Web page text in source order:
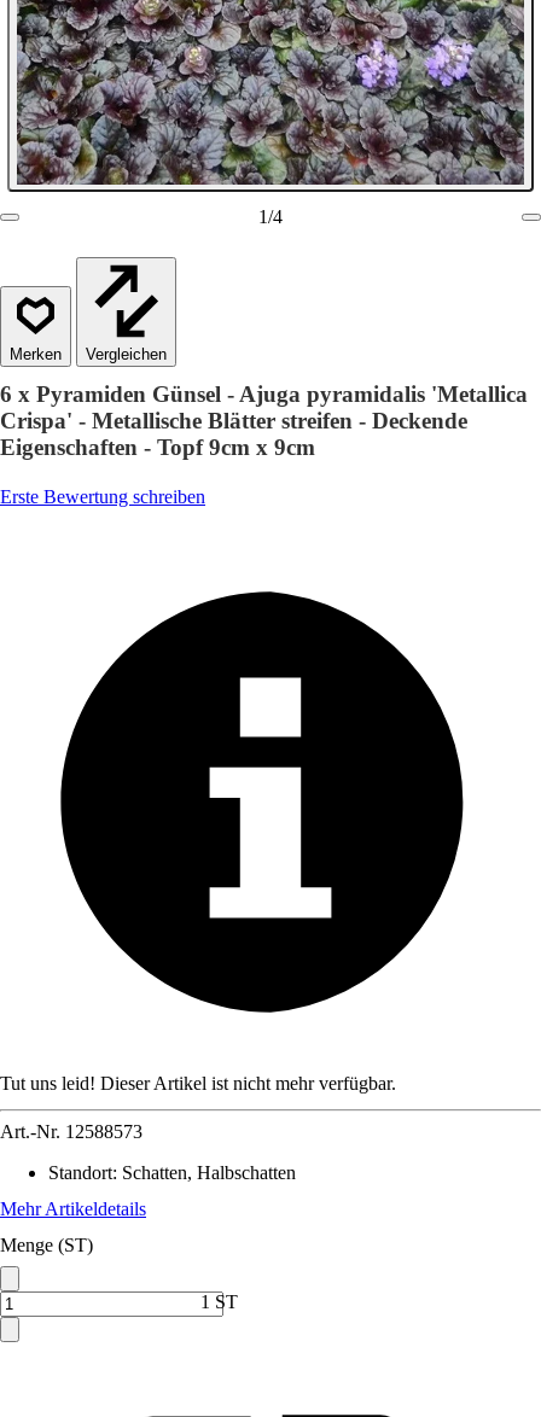
1/4
Vergleichen
6 x Pyramiden Günsel - Ajuga pyramidalis 'Metallica
Crispa' - Metallische Blätter streifen - Deckende
Eigenschaften - Topf 9cm x 9cm
Erste Bewertung schreiben
Tut uns leid! Dieser Artikel ist nicht mehr verfügbar.
Art.-Nr. 12588573
Standort: Schatten, Halbschatten
Mehr Artikeldetails
Menge (ST)
1 ST